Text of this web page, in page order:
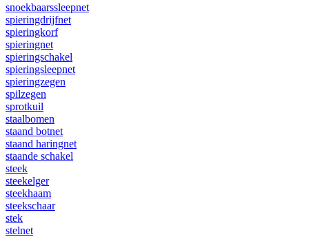
snoekbaarssleepnet
spieringdrijfnet
spieringkorf
spieringnet
spieringschakel
spieringsleepnet
spieringzegen
spilzegen
sprotkuil
staalbomen
staand botnet
staand haringnet
staande schakel
steek
steekelger
steekhaam
steekschaar
stek
stelnet